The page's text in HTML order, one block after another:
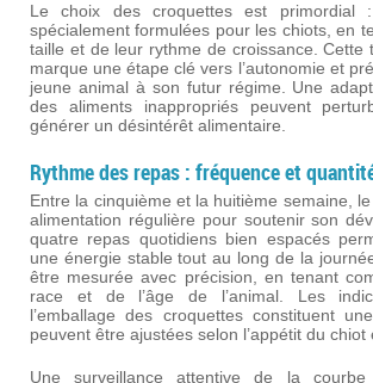
Le choix des croquettes est primordial
spécialement formulées pour les chiots, en
taille et de leur rythme de croissance. Cette
marque une étape clé vers l’autonomie et
jeune animal à son futur régime. Une
des aliments inappropriés peuvent
générer un désintérêt alimentaire.
Rythme des repas : fréquence et
Entre la cinquième et la huitième semaine,
alimentation régulière pour soutenir son
quatre repas quotidiens bien espacés
une énergie stable tout au long de la
être mesurée avec précision, en tenant
race et de l’âge de l’animal. Les
l’emballage des croquettes constituent
peuvent être ajustées selon l’appétit du chiot
Une surveillance attentive de la